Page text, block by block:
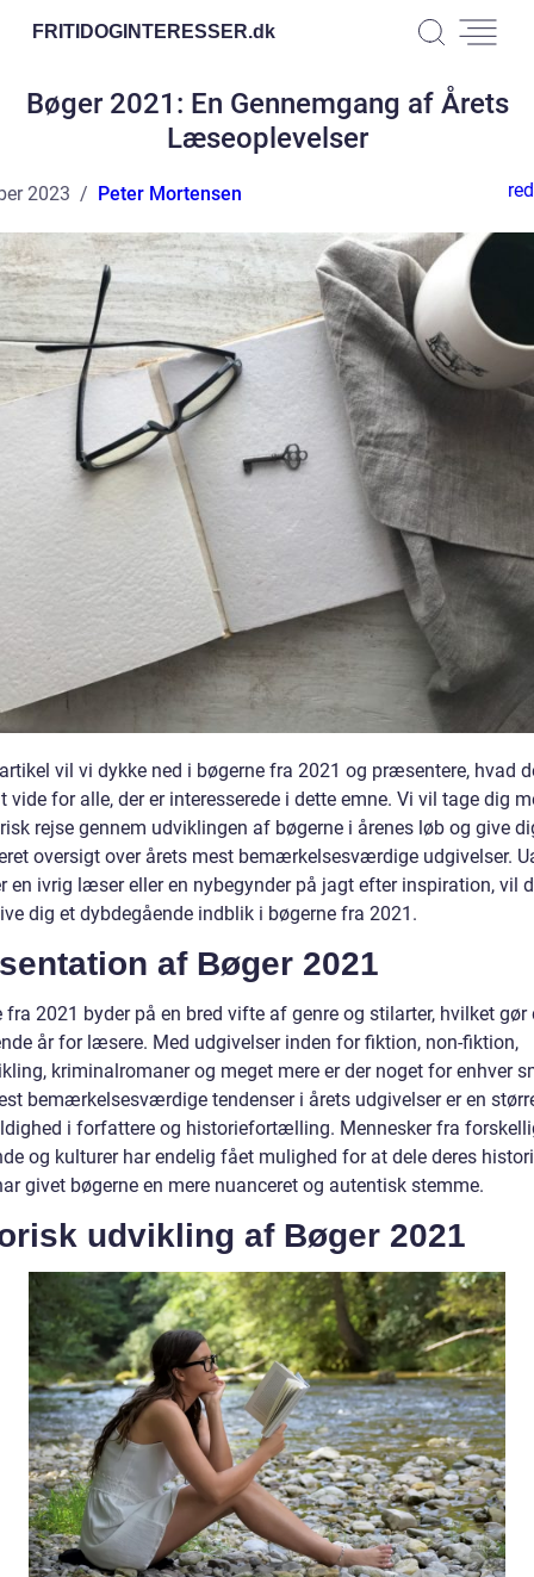
FRITIDOGINTERESSER.dk
Bøger 2021: En Gennemgang af Årets
Læseoplevelser
2023 Peter Mortensen
vil vi dykke ned i bøgerne fra 2021 og præsentere, hvad
vide for alle, der er interesserede i dette emne. Vi vil tage dig
rejse gennem udviklingen af bøgerne i årenes løb og give
oversigt over årets mest bemærkelsesværdige udgivelser.
en ivrig læser eller en nybegynder på jagt efter inspiration, vil
dig et dybdegående indblik i bøgerne fra 2021.
af Bøger 2021
fra 2021 byder på en bred vifte af genre og stilarter, hvilket gør
år for læsere. Med udgivelser inden for fiktion, non-fiktion,
kriminalromaner og meget mere er der noget for enhver
bemærkelsesværdige tendenser i årets udgivelser er en
i forfattere og historiefortælling. Mennesker fra
og kulturer har endelig fået mulighed for at dele deres
givet bøgerne en mere nuanceret og autentisk stemme.
udvikling af Bøger 2021